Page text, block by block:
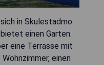
in Skulestadmo
einen Garten.
eine Terrasse mit
einen